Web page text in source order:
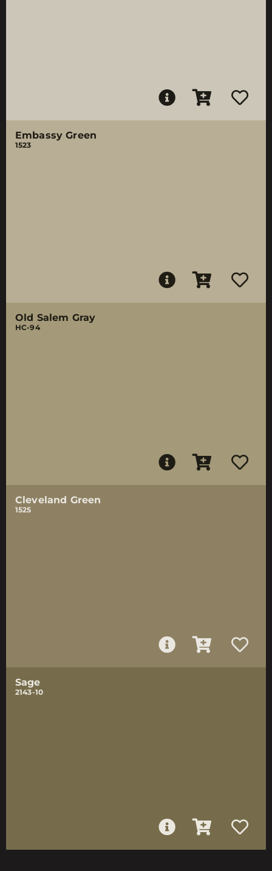
Embassy Green
1523
Old Salem Gray
HC-94
Cleveland Green
1525
Sage
2143-10